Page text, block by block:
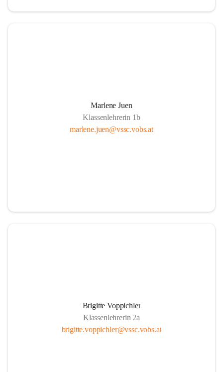
Marlene Juen
Klassenlehrerin 1b
marlene.juen@vssc.vobs.at
Brigitte Voppichler
Klassenlehrerin 2a
brigitte.voppichler@vssc.vobs.at